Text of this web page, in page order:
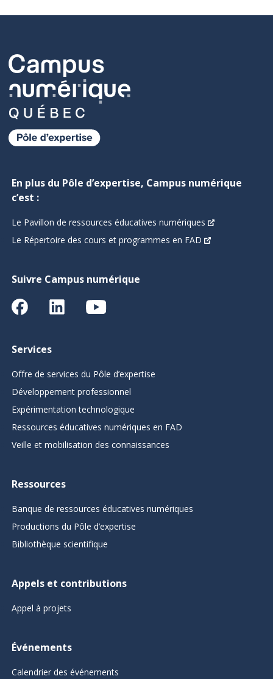
En plus du Pôle d’expertise, Campus numérique
c’est :
Le Pavillon de ressources éducatives numériques
Le Répertoire des cours et programmes en FAD
Suivre Campus numérique
Services
Offre de services du Pôle d’expertise
Développement professionnel
Expérimentation technologique
Ressources éducatives numériques en FAD
Veille et mobilisation des connaissances
Ressources
Banque de ressources éducatives numériques
Productions du Pôle d’expertise
Bibliothèque scientifique
Appels et contributions
Appel à projets
Événements
Calendrier des événements